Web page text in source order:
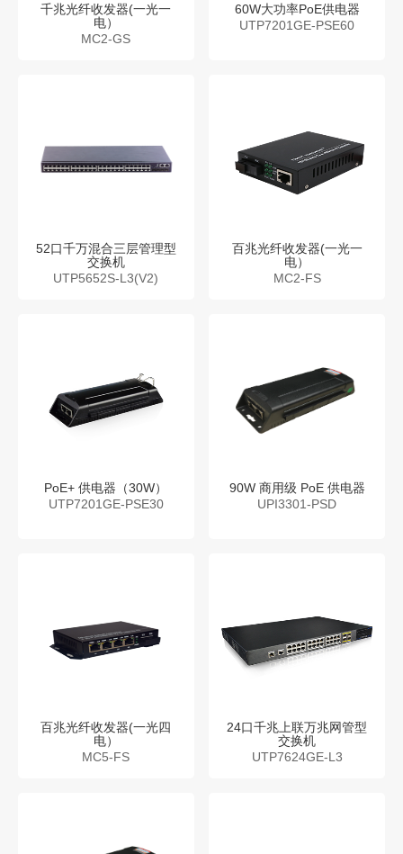
千兆光纤收发器(一光一
电）
MC2-GS
60W大功率PoE供电器
UTP7201GE-PSE60
52口千万混合三层管理型
交换机
UTP5652S-L3(V2)
百兆光纤收发器(一光一
电）
MC2-FS
PoE+ 供电器（30W）
UTP7201GE-PSE30
90W 商用级 PoE 供电器
UPI3301-PSD
百兆光纤收发器(一光四
电）
MC5-FS
24口千兆上联万兆网管型
交换机
UTP7624GE-L3